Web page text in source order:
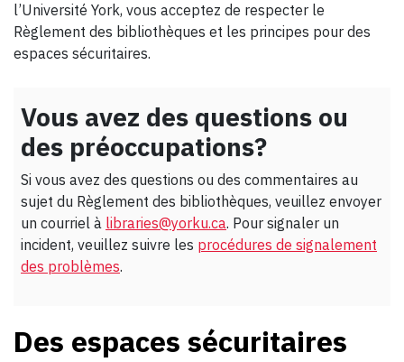
l’Université York, vous acceptez de respecter le
Règlement des bibliothèques et les principes pour des
espaces sécuritaires.
Vous avez des questions ou
des préoccupations?
Si vous avez des questions ou des commentaires au
sujet du Règlement des bibliothèques, veuillez envoyer
un courriel à libraries@yorku.ca. Pour signaler un
incident, veuillez suivre les procédures de signalement
des problèmes.
Des espaces sécuritaires